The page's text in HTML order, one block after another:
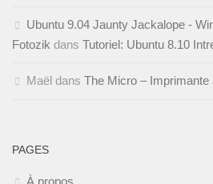
Ubuntu 9.04 Jaunty Jackalope -
Fotozik dans Tutoriel: Ubuntu 8.10
Maël dans The Micro – Imprimante
PAGES
À propos